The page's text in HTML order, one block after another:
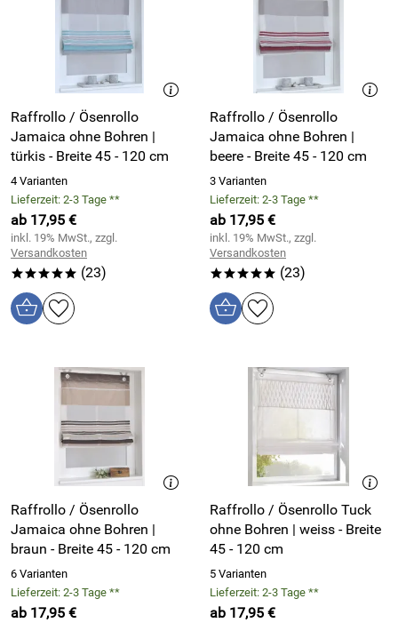
Raffrollo / Ösenrollo
Jamaica ohne Bohren |
türkis - Breite 45 - 120 cm
4 Varianten
Lieferzeit: 2-3 Tage **
ab 17,95 €
inkl. 19% MwSt., zzgl.
Versandkosten
***** (23)
Raffrollo / Ösenrollo
Jamaica ohne Bohren |
beere - Breite 45 - 120 cm
3 Varianten
Lieferzeit: 2-3 Tage **
ab 17,95 €
inkl. 19% MwSt., zzgl.
Versandkosten
***** (23)
Raffrollo / Ösenrollo
Jamaica ohne Bohren |
braun - Breite 45 - 120 cm
6 Varianten
Lieferzeit: 2-3 Tage **
ab 17,95 €
Raffrollo / Ösenrollo Tuck
ohne Bohren | weiss - Breite
45 - 120 cm
5 Varianten
Lieferzeit: 2-3 Tage **
ab 17,95 €